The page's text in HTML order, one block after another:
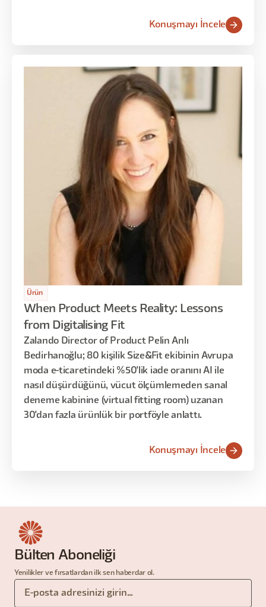
Konuşmayı İncele
Ürün
When Product Meets Reality: Lessons
from Digitalising Fit
Zalando Director of Product Pelin Anlı
Bedirhanoğlu; 80 kişilik Size&Fit ekibinin Avrupa
moda e-ticaretindeki %50'lik iade oranını AI ile
nasıl düşürdüğünü, vücut ölçümlemeden sanal
deneme kabinine (virtual fitting room) uzanan
30'dan fazla ürünlük bir portföyle anlattı.
Konuşmayı İncele
Bülten Aboneliği
Yenilikler ve fırsatlardan ilk sen haberdar ol.